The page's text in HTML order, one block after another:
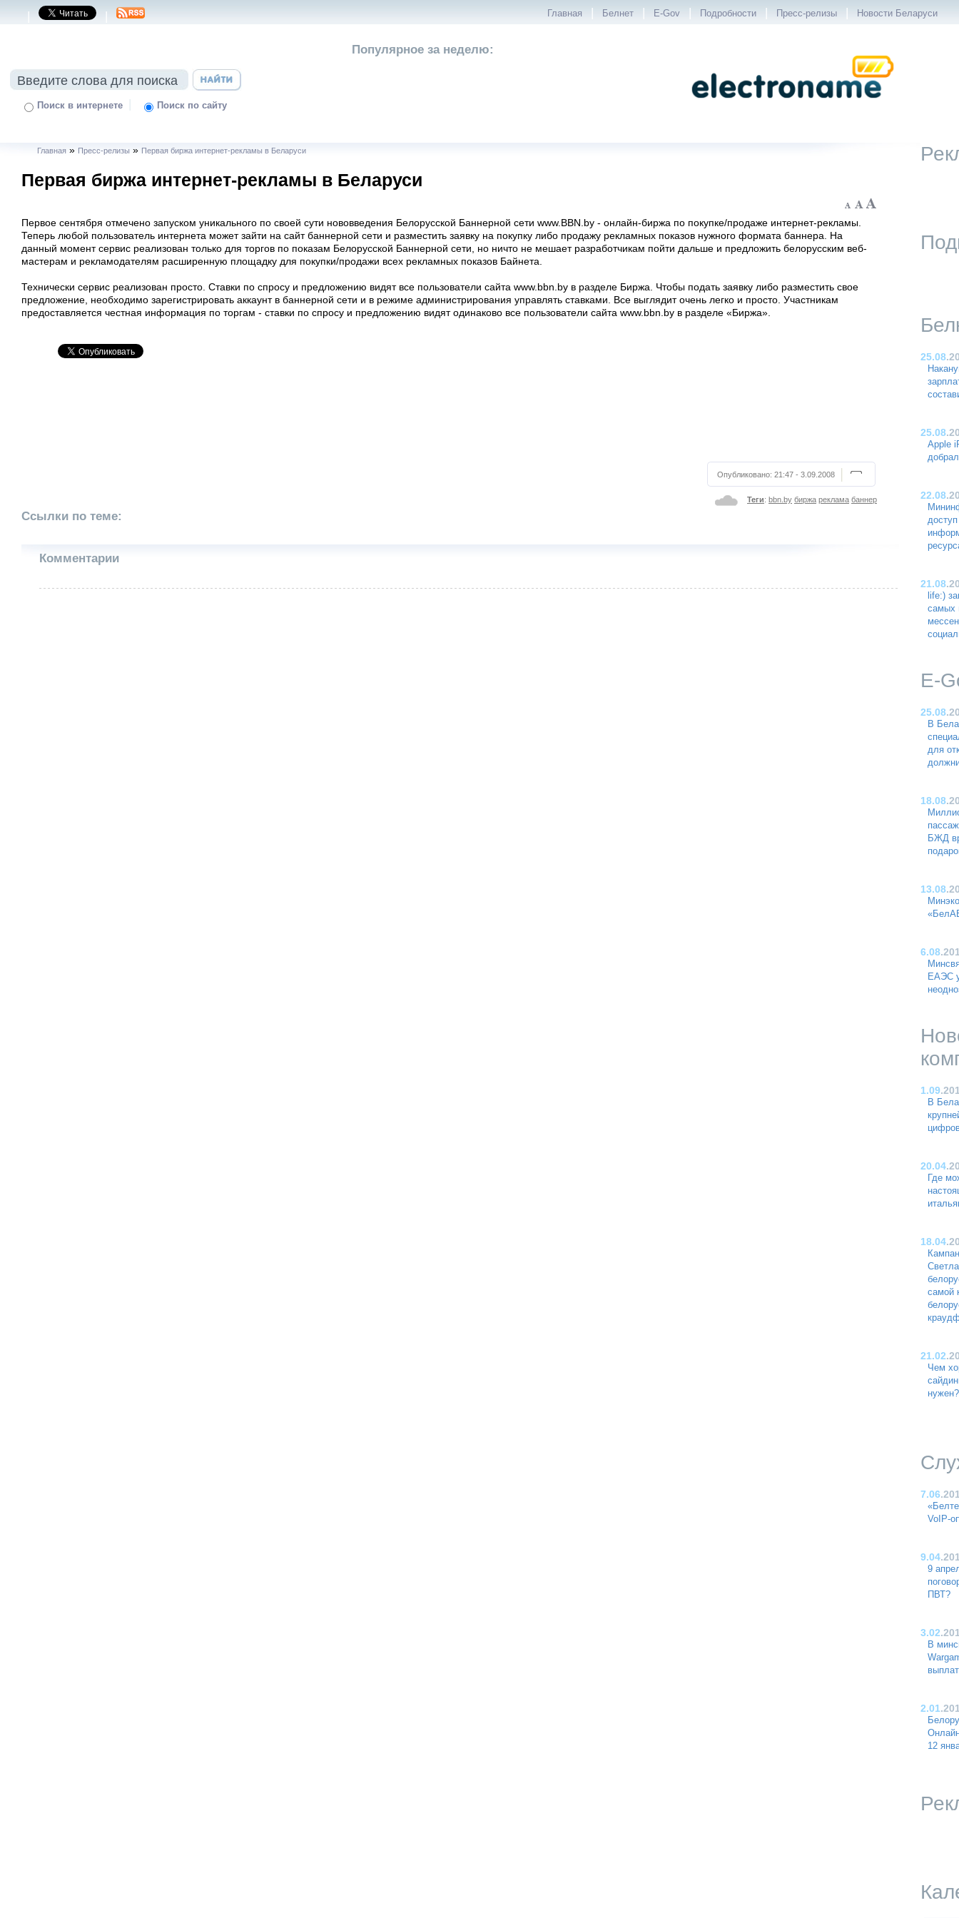
| | Главная | Белнет | E-Gov | Подробности | Пресс-релизы | Новости Беларуси
Поиск в интернете | Поиск по сайту
Популярное за неделю:
Главная » Пресс-релизы » Первая биржа интернет-рекламы в Беларуси
Первая биржа интернет-рекламы в Беларуси
Первое сентября отмечено запуском уникального по своей сути нововведения Белорусской Баннерной сети www.BBN.by - онлайн-биржа по покупке/продаже интернет-рекламы.
Теперь любой пользователь интернета может зайти на сайт баннерной сети и разместить заявку на покупку либо продажу рекламных показов нужного формата баннера. На
данный момент сервис реализован только для торгов по показам Белорусской Баннерной сети, но ничто не мешает разработчикам пойти дальше и предложить белорусским веб-
мастерам и рекламодателям расширенную площадку для покупки/продажи всех рекламных показов Байнета.
Технически сервис реализован просто. Ставки по спросу и предложению видят все пользователи сайта www.bbn.by в разделе Биржа. Чтобы подать заявку либо разместить свое
предложение, необходимо зарегистрировать аккаунт в баннерной сети и в режиме администрирования управлять ставками. Все выглядит очень легко и просто. Участникам
предоставляется честная информация по торгам - ставки по спросу и предложению видят одинаково все пользователи сайта www.bbn.by в разделе «Биржа».
Опубликовано: 21:47 - 3.09.2008
Теги: bbn.by биржа реклама баннер
Ссылки по теме:
Комментарии
25.08
25.08
Apple
22.08
21.08
life:)
самых
E-
25.08
В
для
18.08
БЖД
13.08
6.08
ЕАЭС
1.09
В
20.04
Где
18.04
самой
21.02
Чем
7.06
VoIP-
9.04
9
ПВТ?
3.02
В
2.01
12